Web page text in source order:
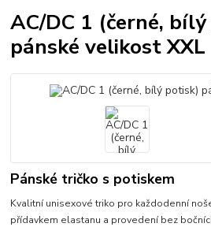
AC/DC 1 (černé,
pánské velikost XXL
Pánské tričko s potiskem
Kvalitní unisexové triko pro každodenní
přídavkem elastanu a provedení bez